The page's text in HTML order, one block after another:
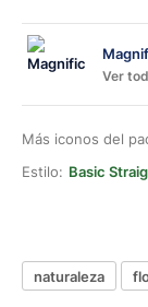
Ver
Más iconos del
Estilo: Basic
naturaleza